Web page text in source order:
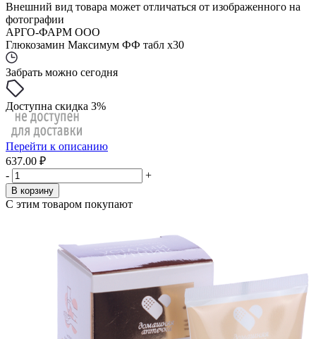
Внешний вид товара может отличаться от изображенного на
фотографии
АРГО-ФАРМ ООО
Глюкозамин Максимум ФФ табл x30
Забрать можно сегодня
Доступна скидка 3%
Перейти к описанию
637.00 ₽
-
+
В корзину
С этим товаром покупают